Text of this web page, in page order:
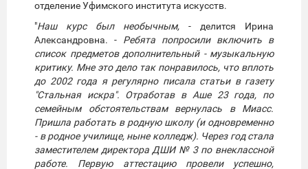
отделение Уфимского института искусств.
"Наш курс был необычным, - делится Ирина
Александровна. - Ребята попросили включить в
список предметов дополнительный - музыкальную
критику. Мне это дело так понравилось, что вплоть
до 2002 года я регулярно писала статьи в газету
"Стальная искра". Отработав в Аше 23 года, по
семейным обстоятельствам вернулась в Миасс.
Пришла работать в родную школу (и одновременно
- в родное училище, ныне колледж). Через год стала
заместителем директора ДШИ № 3 по внеклассной
работе. Первую аттестацию провели успешно,